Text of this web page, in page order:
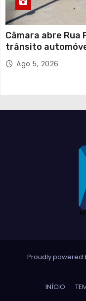
Câmara abre Rua
trânsito
Ago 5, 2026
Proudly powered
INÍCIO